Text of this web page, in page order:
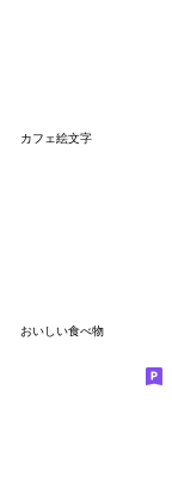
カフェ絵文字
おいしい食べ物